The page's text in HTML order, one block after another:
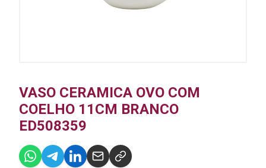
VASO CERAMICA OVO COM
COELHO 11CM BRANCO
ED508359